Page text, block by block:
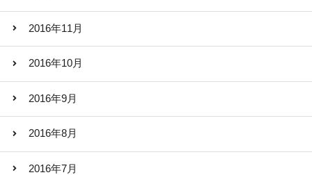
2016年11月
2016年10月
2016年9月
2016年8月
2016年7月